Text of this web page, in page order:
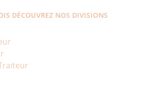
DÉCOUVREZ NOS DIVISIONS